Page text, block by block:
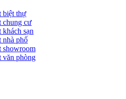
biệt thự
chung cư
sạn
nhà phố
showroom
văn phòng